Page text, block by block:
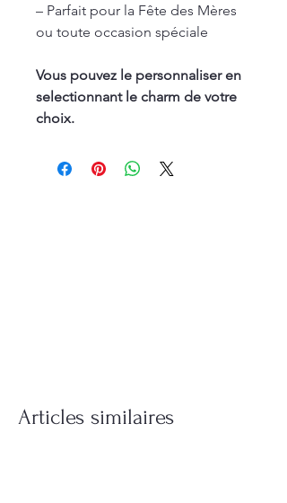
– Parfait pour la Fête des Mères
ou toute occasion spéciale
Vous pouvez le personnaliser en
selectionnant le charm de votre
choix.
Articles similaires